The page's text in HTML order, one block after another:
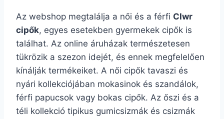
Az webshop megtalálja a női és a férfi Clwr
cipők, egyes esetekben gyermekek cipők is
találhat. Az online áruházak természetesen
tükrözik a szezon idejét, és ennek megfelelően
kínálják termékeiket. A női cipők tavaszi és
nyári kollekciójában mokasinok és szandálok,
férfi papucsok vagy bokas cipők. Az őszi és a
téli kollekció tipikus gumicsizmák és csizmák